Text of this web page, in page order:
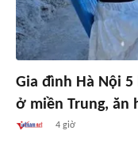
Gia đình Hà Nội
ở miền Trung, ăn
4 giờ